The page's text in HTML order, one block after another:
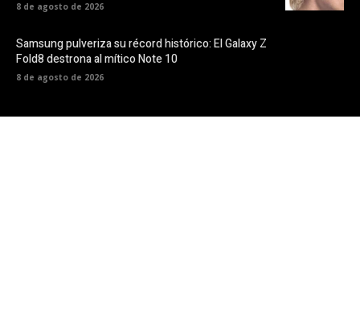
8 de agosto de 2026
Samsung pulveriza su récord histórico: El Galaxy Z
Fold8 destrona al mítico Note 10
8 de agosto de 2026